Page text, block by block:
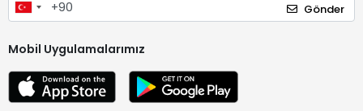
Gönder
Mobil Uygulamalarımız